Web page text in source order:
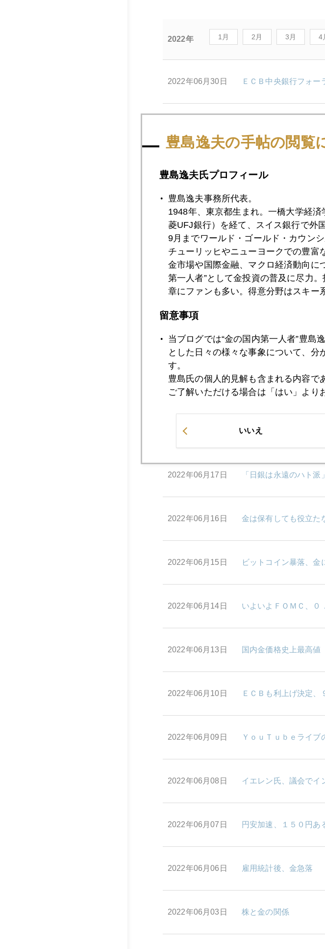
2022年 1月 2月 3月 4
2022年06月30日 ＥＣＢ中央銀行フォー
2022年06月28日
2022年06月27日 Ｇ７でロシア産金禁輸
2022年06月24日 ロシアと金
2022年06月22日 １３６円達成、苦境ヘ
2022年06月21日 虫の目、魚の目、鳥の目
2022年06月20日 底値を探る株式市場
2022年06月17日 「日銀は永遠のハト
2022年06月16日 金は保有しても役立た
2022年06月15日 ビットコイン暴落、金
2022年06月14日 いよいよＦＯＭＣ、０
2022年06月13日 国内金価格史上最高
2022年06月10日 ＥＣＢも利上げ決定、
2022年06月09日 ＹｏｕＴｕｂｅライブ
2022年06月08日 イエレン氏、議会でイ
2022年06月07日 円安加速、１５０円あ
2022年06月06日 雇用統計後、金急落
2022年06月03日 株と金の関係
豊島逸夫の手帖の閲覧
豊島逸夫氏プロフィール
豊島逸夫事務所代表。
1948年、東京都生まれ。一橋大学経
菱UFJ銀行）を経て、スイス銀行で外
9月までワールド・ゴールド・カウン
チューリッヒやニューヨークでの豊富
金市場や国際金融、マクロ経済動向に
第一人者”として金投資の普及に尽力
章にファンも多い。得意分野はスキー
留意事項
当ブログでは“金の国内第一人者”豊島
とした日々の様々な事象について、分
す。
豊島氏の個人的見解も含まれる内容で
ご了解いただける場合は「はい」より
いいえ